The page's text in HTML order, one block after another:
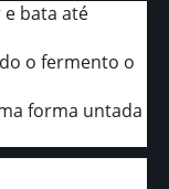
bata até
o fermento o
forma untada